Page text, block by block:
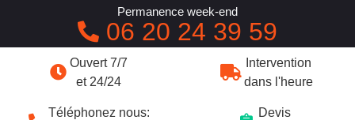
Ouvert 7/7
et 24/24
Intervention
dans l'heure
Téléphonez nous:
Devis
Permanence week-end
06 20 24 39 59